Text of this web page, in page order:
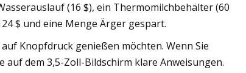
(16 $), ein Thermomilchbehälter (60
$ und eine Menge Ärger gespart.
Knopfdruck genießen möchten. Wenn Sie
dem 3,5-Zoll-Bildschirm klare Anweisungen.